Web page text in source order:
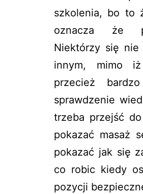
szkolenia, bo to
oznacza że
Niektórzy się nie
innym, mimo
przecież
sprawdzenie
trzeba przejść
pokazać masaż
pokazać jak się
co robic kiedy
pozycji